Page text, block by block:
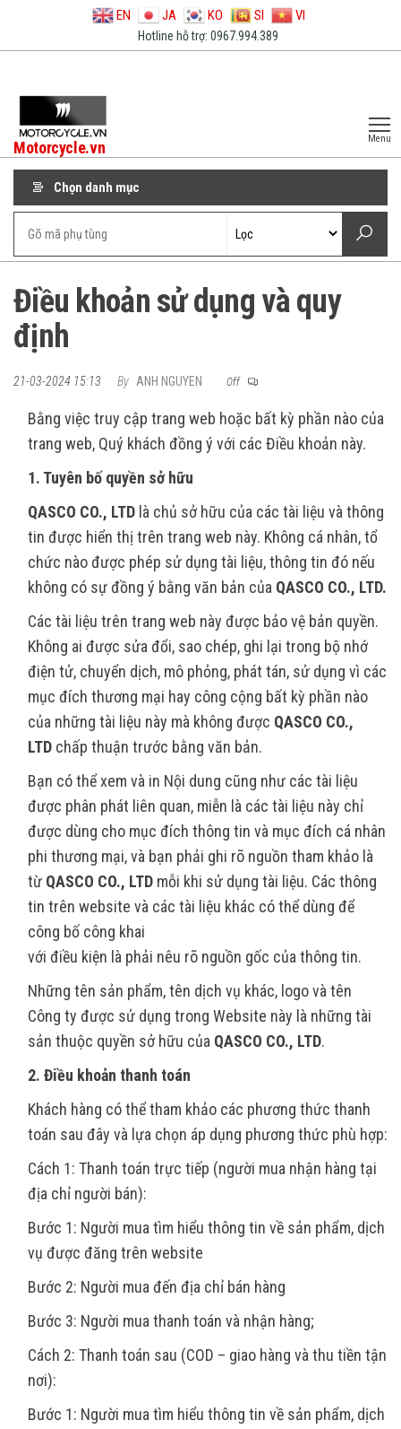
EN JA KO SI VI
Hotline hỗ trợ: 0967.994.389
Motorcycle.vn Menu
Chọn danh mục
Điều khoản sử dụng và quy
định
21-03-2024 15:13 By ANH NGUYEN Off
Bằng việc truy cập trang web hoặc bất kỳ phần nào của
trang web, Quý khách đồng ý với các Điều khoản này.
1. Tuyên bố quyền sở hữu
QASCO CO., LTD là chủ sở hữu của các tài liệu và thông
tin được hiển thị trên trang web này. Không cá nhân, tổ
chức nào được phép sử dụng tài liệu, thông tin đó nếu
không có sự đồng ý bằng văn bản của QASCO CO., LTD.
Các tài liệu trên trang web này được bảo vệ bản quyền.
Không ai được sửa đổi, sao chép, ghi lại trong bộ nhớ
điện tử, chuyển dịch, mô phỏng, phát tán, sử dụng vì các
mục đích thương mại hay công cộng bất kỳ phần nào
của những tài liệu này mà không được QASCO CO.,
LTD chấp thuận trước bằng văn bản.
Bạn có thể xem và in Nội dung cũng như các tài liệu
được phân phát liên quan, miễn là các tài liệu này chỉ
được dùng cho mục đích thông tin và mục đích cá nhân
phi thương mại, và bạn phải ghi rõ nguồn tham khảo là
từ QASCO CO., LTD mỗi khi sử dụng tài liệu. Các thông
tin trên website và các tài liệu khác có thể dùng để
công bố công khai
với điều kiện là phải nêu rõ nguồn gốc của thông tin.
Những tên sản phẩm, tên dịch vụ khác, logo và tên
Công ty được sử dụng trong Website này là những tài
sản thuộc quyền sở hữu của QASCO CO., LTD.
2. Điều khoản thanh toán
Khách hàng có thể tham khảo các phương thức thanh
toán sau đây và lựa chọn áp dụng phương thức phù hợp:
Cách 1: Thanh toán trực tiếp (người mua nhận hàng tại
địa chỉ người bán):
Bước 1: Người mua tìm hiểu thông tin về sản phẩm, dịch
vụ được đăng trên website
Bước 2: Người mua đến địa chỉ bán hàng
Bước 3: Người mua thanh toán và nhận hàng;
Cách 2: Thanh toán sau (COD – giao hàng và thu tiền tận
nơi):
Bước 1: Người mua tìm hiểu thông tin về sản phẩm, dịch